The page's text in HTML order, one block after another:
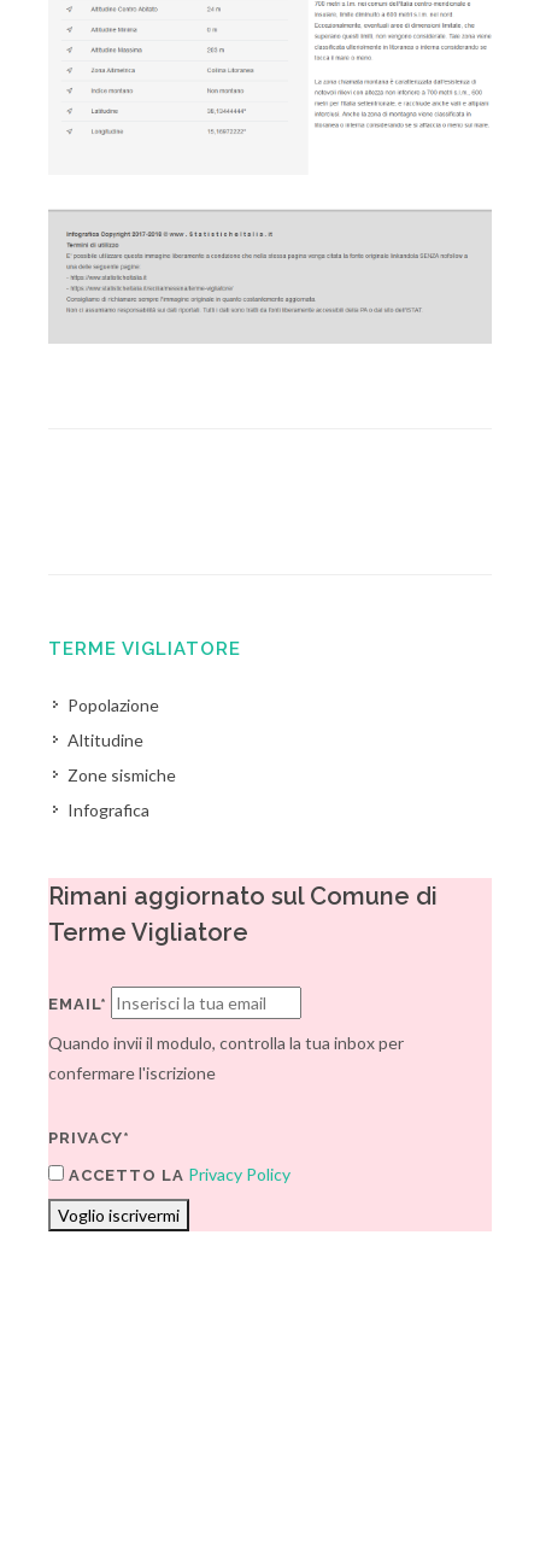
TERME VIGLIATORE
Popolazione
Altitudine
Zone sismiche
Infografica
Rimani aggiornato sul Comune di
Terme Vigliatore
EMAIL*
Quando invii il modulo, controlla la tua inbox per
confermare l'iscrizione
PRIVACY*
ACCETTO LA Privacy Policy
Voglio iscrivermi